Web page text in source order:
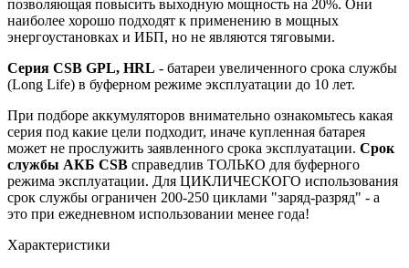
позволяющая повысить выходную мощность на 20%. Они
наиболее хорошо подходят к применению в мощных
энергоустановках и ИБП, но не являются тяговыми.
Серия CSB GPL, HRL - батареи увеличенного срока службы
(Long Life) в буферном режиме эксплуатации до 10 лет.
При подборе аккумуляторов внимательно ознакомьтесь какая
серия под какие цели подходит, иначе купленная батарея
может не прослужить заявленного срока эксплуатации. Срок
службы АКБ CSB справедлив ТОЛЬКО для буферного
режима эксплуатации. Для ЦИКЛИЧЕСКОГО использования
срок службы ограничен 200-250 циклами "заряд-разряд" - а
это при ежедневном использовании менее года!
Характеристики